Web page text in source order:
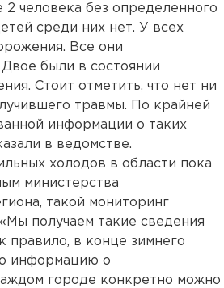
2 человека без определенного
среди них нет. У всех
Все они
были в состоянии
Стоит отметить, что нет ни
травмы. По крайней
информации о таких
в ведомстве.
холодов в области пока
министерства
такой мониторинг
получаем такие сведения
правило, в конце зимнего
информацию о
городе конкретно можно